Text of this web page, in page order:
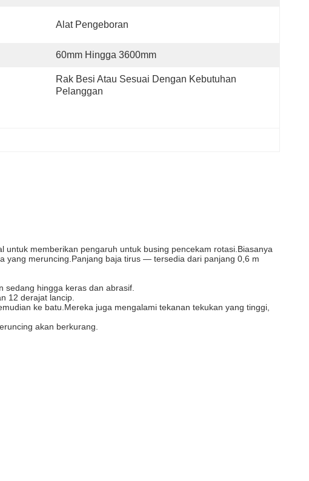
Alat Pengeboran
60mm Hingga 3600mm
Rak Besi Atau Sesuai Dengan Kebutuhan
Pelanggan
memberikan pengaruh untuk busing pencekam rotasi.Biasanya
yang meruncing.Panjang baja tirus — tersedia dari panjang 0,6 m
hingga keras dan abrasif.
12 derajat lancip.
ke batu.Mereka juga mengalami tekanan tekukan yang tinggi,
akan berkurang.